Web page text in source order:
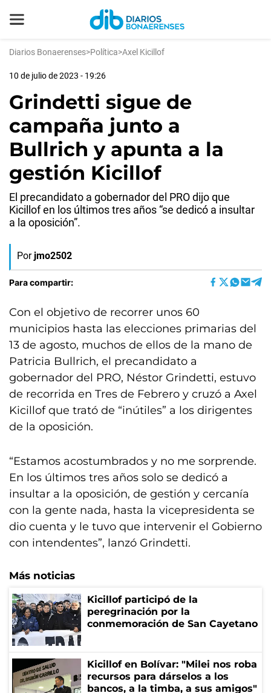
Diarios Bonaerenses>Política>Axel Kicillof
10 de julio de 2023 - 19:26
Grindetti sigue de
campaña junto a
Bullrich y apunta a la
gestión Kicillof
El precandidato a gobernador del PRO dijo que
Kicillof en los últimos tres años “se dedicó a insultar
a la oposición”.
Por jmo2502
Para compartir:
Con el objetivo de recorrer unos 60
municipios hasta las elecciones primarias del
13 de agosto, muchos de ellos de la mano de
Patricia Bullrich, el precandidato a
gobernador del PRO, Néstor Grindetti, estuvo
de recorrida en Tres de Febrero y cruzó a Axel
Kicillof que trató de “inútiles” a los dirigentes
de la oposición.
“Estamos acostumbrados y no me sorprende.
En los últimos tres años solo se dedicó a
insultar a la oposición, de gestión y cercanía
con la gente nada, hasta la vicepresidenta se
dio cuenta y le tuvo que intervenir el Gobierno
con intendentes”, lanzó Grindetti.
Más noticias
Kicillof participó de la
peregrinación por la
conmemoración de San Cayetano
Kicillof en Bolívar: "Milei nos roba
recursos para dárselos a los
bancos, a la timba, a sus amigos"